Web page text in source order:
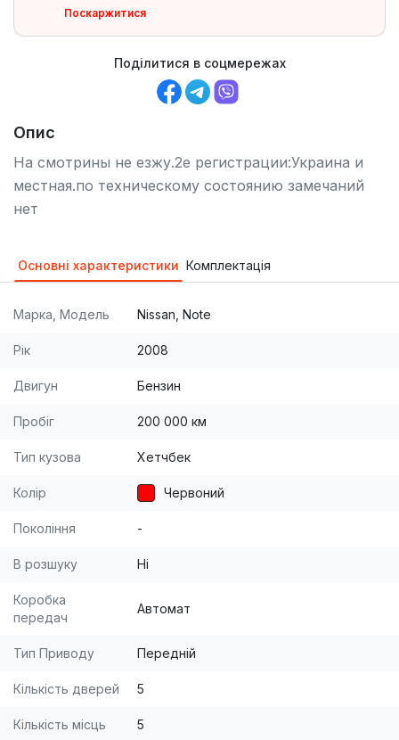
Поскаржитися
Поділитися в соцмережах
Опис
На смотрины не езжу.2е регистрации:Украина и
местная.по техническому состоянию замечаний
нет
Основні характеристики Комплектація
Марка, Модель Nissan, Note
Рік 2008
Двигун Бензин
Пробіг 200 000 км
Тип кузова Хетчбек
Колір Червоний
Покоління -
В розшуку Ні
Коробка
передач
Автомат
Тип Приводу Передній
Кількість дверей 5
Кількість місць 5